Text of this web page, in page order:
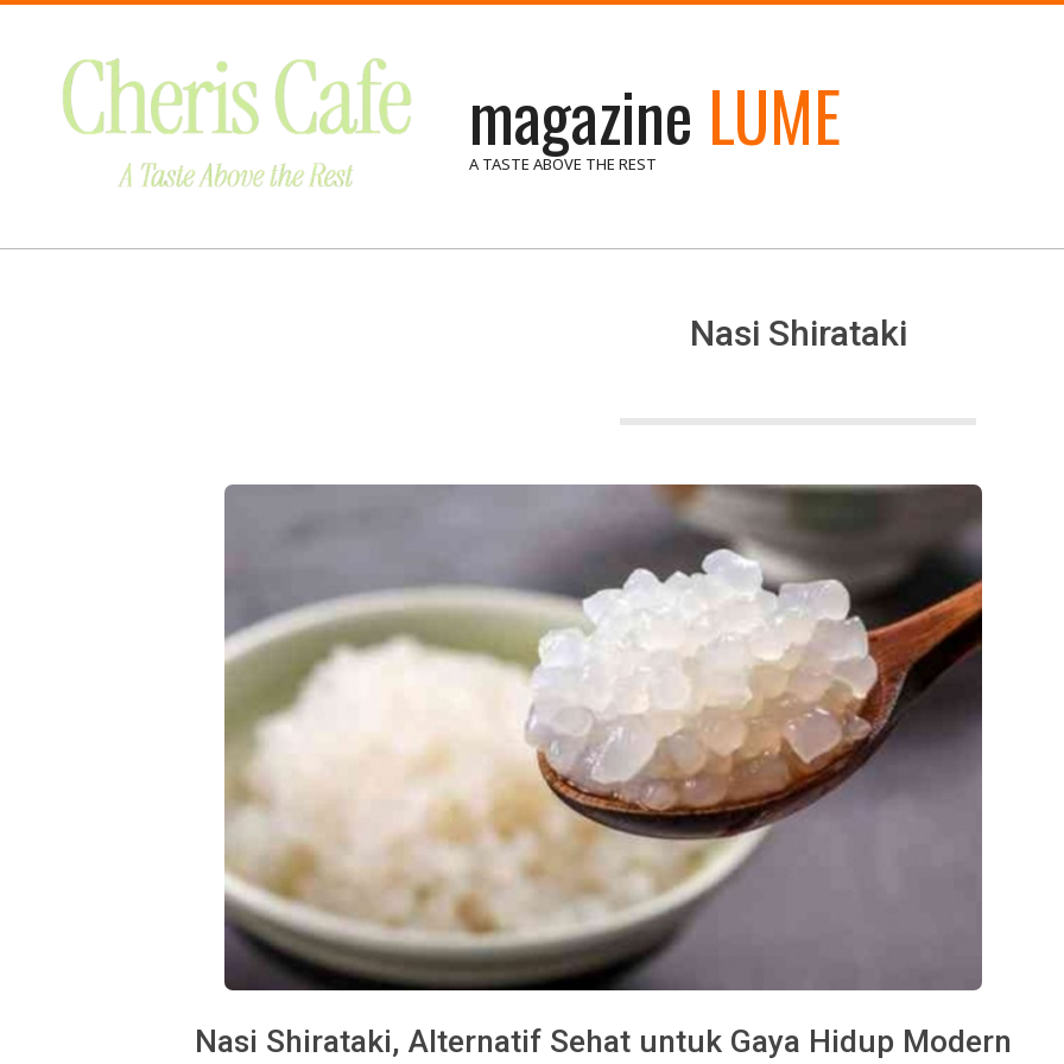
content
magazine LUME
A TASTE ABOVE THE REST
Nasi Shirataki
Nasi Shirataki, Alternatif Sehat untuk Gaya Hidup Modern